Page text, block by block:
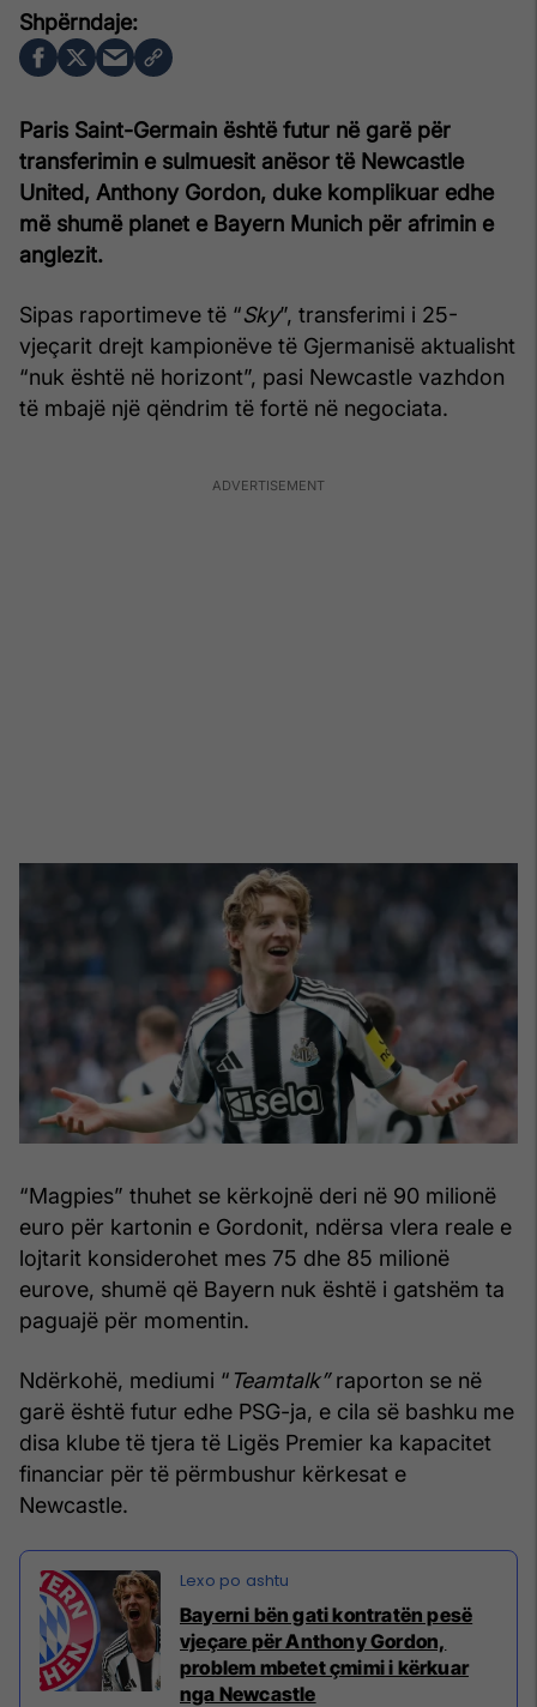
Paris Saint-Germain është futur në garë për
transferimin e sulmuesit anësor të Newcastle
United, Anthony Gordon, duke komplikuar edhe
më shumë planet e Bayern Munich për afrimin e
anglezit.
Sipas raportimeve të “Sky”, transferimi i 25-
vjeçarit drejt kampionëve të Gjermanisë aktualisht
“nuk është në horizont”, pasi Newcastle vazhdon
të mbajë një qëndrim të fortë në negociata.
“Magpies” thuhet se kërkojnë deri në 90 milionë
euro për kartonin e Gordonit, ndërsa vlera reale e
lojtarit konsiderohet mes 75 dhe 85 milionë
eurove, shumë që Bayern nuk është i gatshëm ta
paguajë për momentin.
Ndërkohë, mediumi “ Teamtalk”raporton se në
garë është futur edhe PSG-ja, e cila së bashku me
disa klube të tjera të Ligës Premier ka kapacitet
financiar për të përmbushur kërkesat e
Newcastle.
Bayerni bën gati kontratën pesë
vjeçare për Anthony Gordon,
problem mbetet çmimi i kërkuar
nga Newcastle